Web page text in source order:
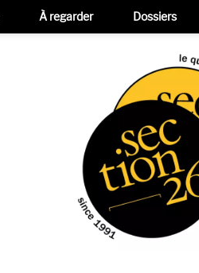
À regarder Dossiers